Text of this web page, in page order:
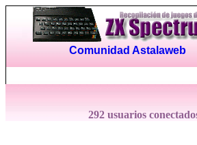
Comunidad Astalaweb
292 usuarios